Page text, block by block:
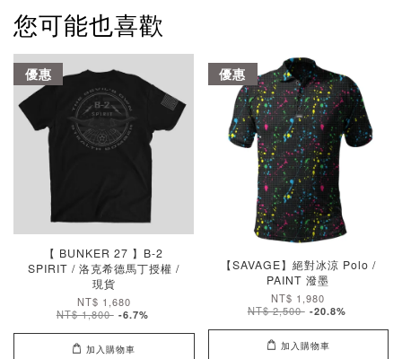
您可能也喜歡
優惠
【 BUNKER 27 】B-2
SPIRIT / 洛克希德馬丁授權 /
現貨
NT$ 1,680
NT$ 1,800 -6.7%
加入購物車
優惠
【SAVAGE】絕對冰涼 Polo /
PAINT 潑墨
NT$ 1,980
NT$ 2,500 -20.8%
加入購物車